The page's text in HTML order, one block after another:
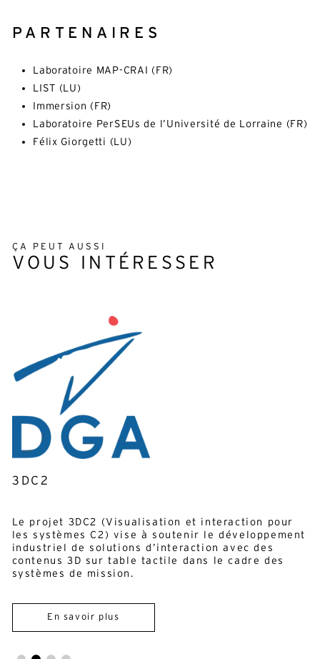
PARTENAIRES
Laboratoire MAP-CRAI (FR)
LIST (LU)
Immersion (FR)
Laboratoire PerSEUs de l’Université de Lorraine (FR)
Félix Giorgetti (LU)
ÇA PEUT AUSSI
VOUS INTÉRESSER
3DC2
Le projet 3DC2 (Visualisation et interaction pour
les systèmes C2) vise à soutenir le développement
industriel de solutions d’interaction avec des
contenus 3D sur table tactile dans le cadre des
systèmes de mission.
En savoir plus
En soumettant ce formulaire, j'accepte la
politique de confidentialité*
Ce site est protégé par reCAPTCHA et Google : Privacy
Policyet Conditions d'utilisation
Alternative: